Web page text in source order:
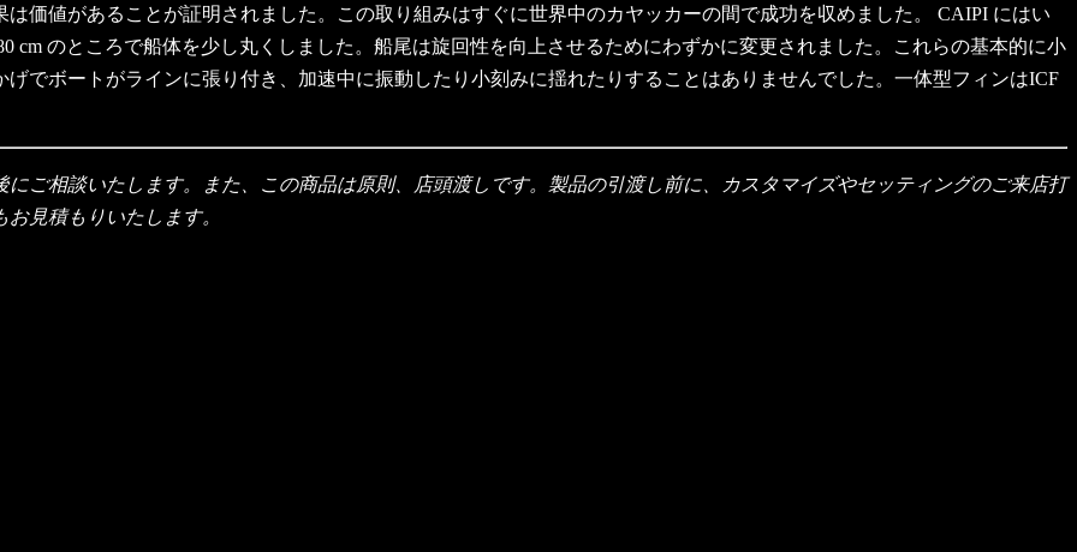
価値があることが証明されました。この取り組みはすぐに世界中のカヤッカーの間で成功を収めました。 CAIPI にはい
cm のところで船体を少し丸くしました。船尾は旋回性を向上させるためにわずかに変更されました。これらの基本的に小
でボートがラインに張り付き、加速中に振動したり小刻みに揺れたりすることはありませんでした。一体型フィンはICF
ご相談いたします。また、この商品は原則、店頭渡しです。製品の引渡し前に、カスタマイズやセッティングのご来店打
見積もりいたします。